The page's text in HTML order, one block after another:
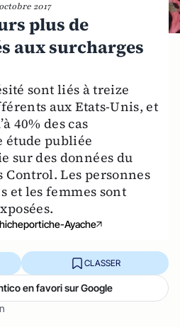
2017
plus de
aux surcharges
sont liés à treize
aux Etats-Unis, et
40% des cas
étude publiée
sur des données du
Control. Les personnes
et les femmes sont
Ayache
CLASSER
en favori sur Google